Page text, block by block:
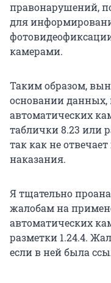
правонарушений,
для
камерами.
Таким образом,
основании
автоматических
таблички 8.23 или
так как не
наказания.
Я тщательно
жалобам на
автоматических
разметки 1.24.4.
если в ней была